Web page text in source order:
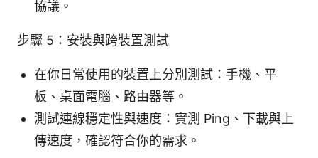
協議。
步驟 5：安裝與跨裝置測試
在你日常使用的裝置上分別測試：手機、平
板、桌面電腦、路由器等。
測試連線穩定性與速度：實測 Ping、下載與上
傳速度，確認符合你的需求。